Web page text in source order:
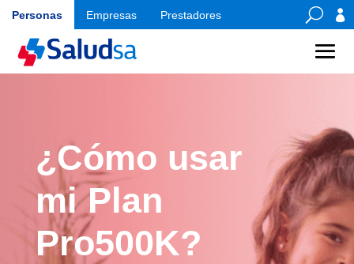
Personas Empresas Prestadores U 
¿Cómo usar
mi Plan
Pro500K?